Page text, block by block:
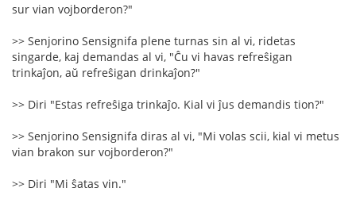
sur vian vojborderon?"
>> Senjorino Sensignifa plene turnas sin al vi, ridetas
singarde, kaj demandas al vi, "Ĉu vi havas refreŝigan
trinkaĵon, aŭ refreŝigan drinkaĵon?"
>> Diri "Estas refreŝiga trinkaĵo. Kial vi ĵus demandis tion?"
>> Senjorino Sensignifa diras al vi, "Mi volas scii, kial vi metus
vian brakon sur vojborderon?"
>> Diri "Mi ŝatas vin."